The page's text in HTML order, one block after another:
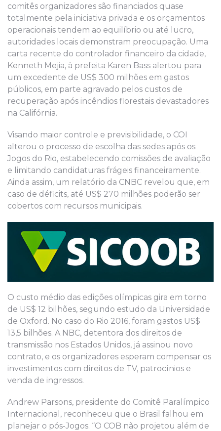
comitês organizadores são financiados quase
totalmente pela iniciativa privada e os orçamentos
operacionais tendem ao equilíbrio ou até lucro,
autoridades locais demonstram preocupação. Uma
carta recente do controlador financeiro da cidade,
Kenneth Mejia, à prefeita Karen Bass alertou para
um excedente de US$ 300 milhões em gastos
públicos, em parte agravado pelos custos de
recuperação após incêndios florestais devastadores
na Califórnia.
Visando maior controle e previsibilidade, o COI
alterou o processo de escolha das sedes após os
Jogos do Rio, estabelecendo comissões de avaliação
e limitando candidaturas frágeis financeiramente.
Ainda assim, um relatório da CNBC revelou que, em
caso de déficits, até US$ 270 milhões poderão ser
cobertos com recursos municipais.
O custo médio das edições olímpicas gira em torno
de US$ 12 bilhões, segundo estudo da Universidade
de Oxford. No caso do Rio 2016, foram gastos US$
13,5 bilhões. A NBC, detentora dos direitos de
transmissão nos Estados Unidos, já assinou novo
contrato, e os organizadores esperam compensar os
investimentos com direitos de TV, patrocínios e
venda de ingressos.
Andrew Parsons, presidente do Comitê Paralímpico
Internacional, reconheceu que o Brasil falhou em
planejar o pós-Jogos. “O COB não projetou além de